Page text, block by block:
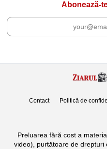
Abonează-
Contact Politică de
Preluarea fără cost a
video), purtătoare de